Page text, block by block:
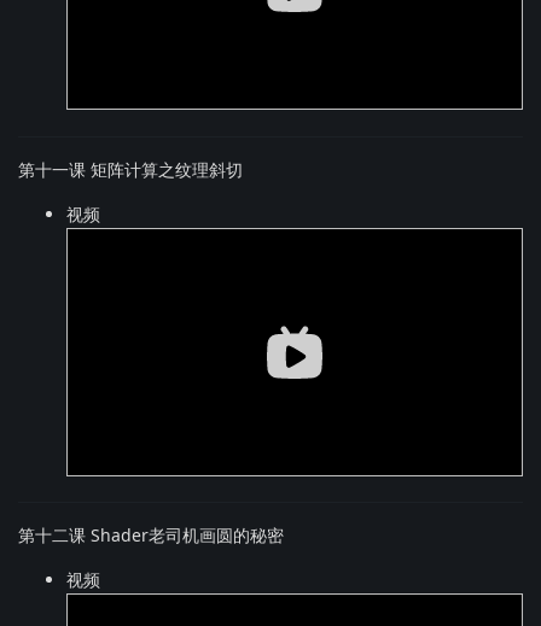
第十一课 矩阵计算之纹理斜切
视频
第十二课 Shader老司机画圆的秘密
视频